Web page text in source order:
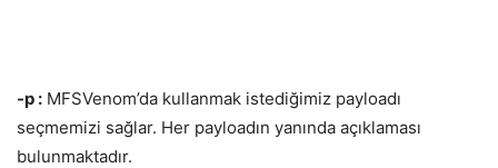
-p : MFSVenom’da kullanmak istediğimiz payloadı
seçmemizi sağlar. Her payloadın yanında açıklaması
bulunmaktadır.